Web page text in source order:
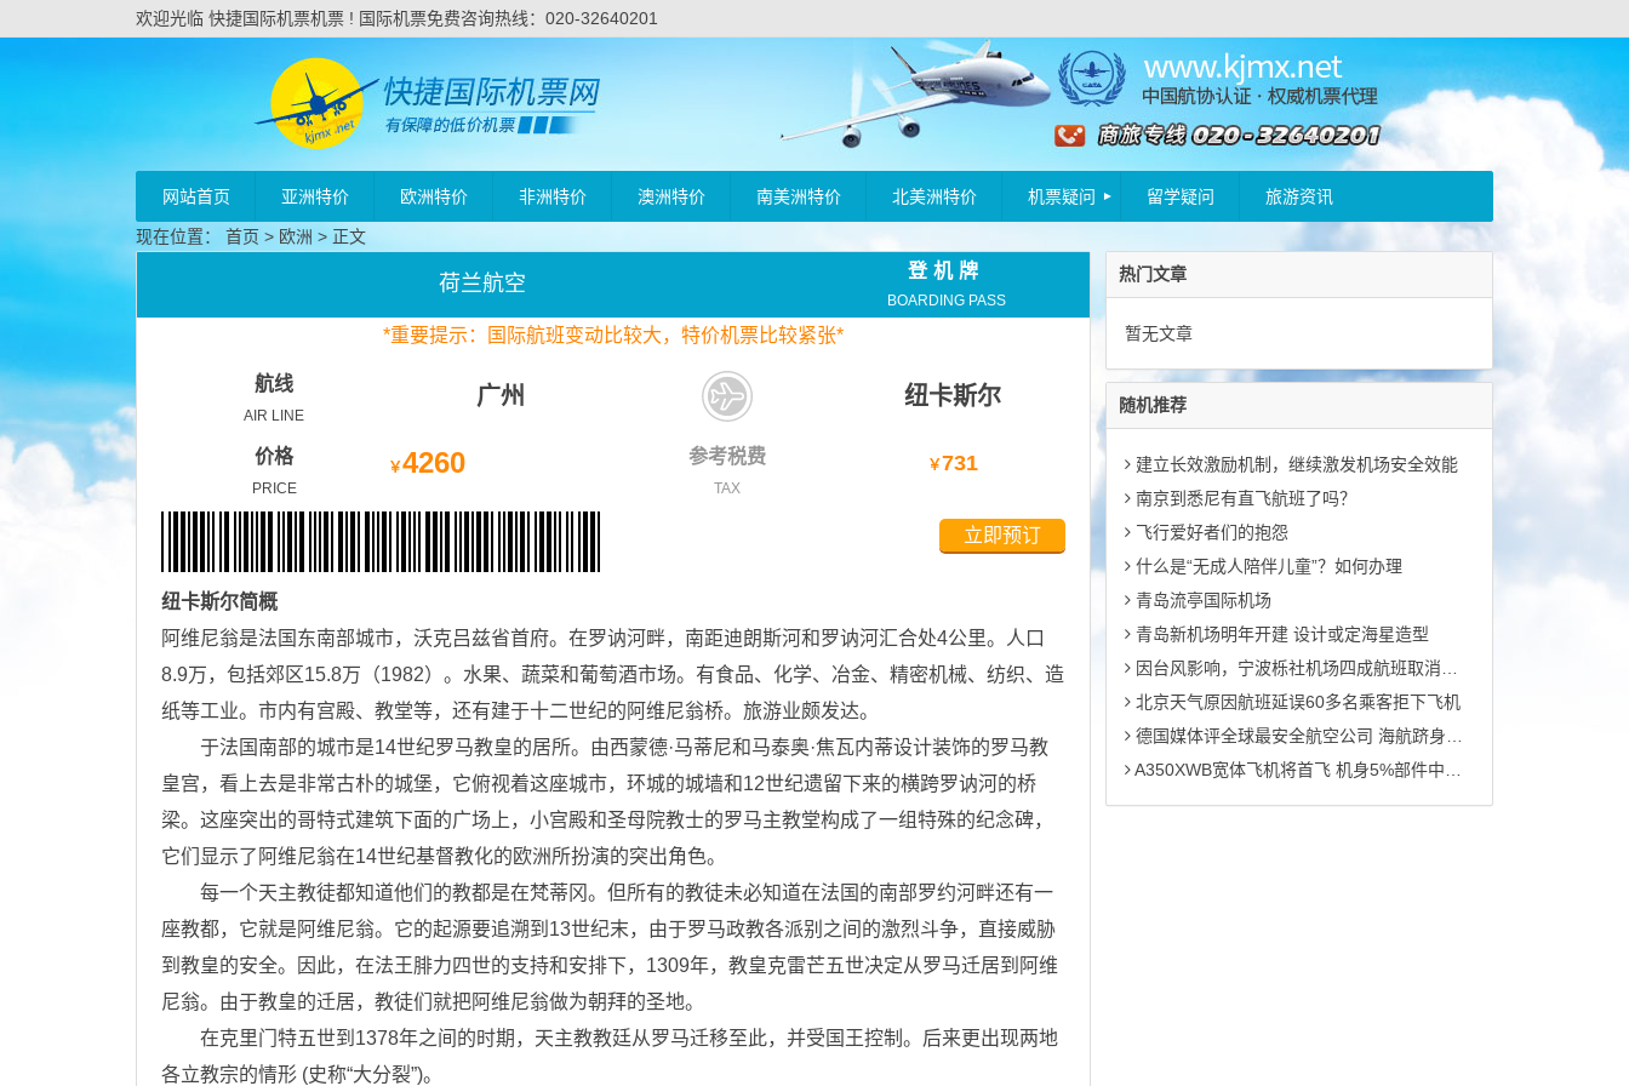
欢迎光临 快捷国际机票机票 ! 国际机票免费咨询热线：020-32640201
网站首页 亚洲特价 欧洲特价 非洲特价 澳洲特价 南美洲特价 北美洲特价 机票疑问 留学疑问 旅游资讯
现在位置： 首页 > 欧洲 > 正文
荷兰航空
登机牌
BOARDING PASS
*重要提示：国际航班变动比较大，特价机票比较紧张*
航线
AIR LINE
广州 纽卡斯尔
价格
PRICE
￥4260 参考税费
TAX
￥731
立即预订
纽卡斯尔简概
阿维尼翁是法国东南部城市，沃克吕兹省首府。在罗讷河畔，南距迪朗斯河和罗讷河汇合处4公里。人口
8.9万，包括郊区15.8万（1982）。水果、蔬菜和葡萄酒市场。有食品、化学、冶金、精密机械、纺织、造
纸等工业。市内有宫殿、教堂等，还有建于十二世纪的阿维尼翁桥。旅游业颇发达。
于法国南部的城市是14世纪罗马教皇的居所。由西蒙德·马蒂尼和马泰奥·焦瓦内蒂设计装饰的罗马教
皇宫，看上去是非常古朴的城堡，它俯视着这座城市，环城的城墙和12世纪遗留下来的横跨罗讷河的桥
梁。这座突出的哥特式建筑下面的广场上，小宫殿和圣母院教士的罗马主教堂构成了一组特殊的纪念碑，
它们显示了阿维尼翁在14世纪基督教化的欧洲所扮演的突出角色。
每一个天主教徒都知道他们的教都是在梵蒂冈。但所有的教徒未必知道在法国的南部罗约河畔还有一
座教都，它就是阿维尼翁。它的起源要追溯到13世纪末，由于罗马政教各派别之间的激烈斗争，直接威胁
到教皇的安全。因此，在法王腓力四世的支持和安排下，1309年，教皇克雷芒五世决定从罗马迁居到阿维
尼翁。由于教皇的迁居，教徒们就把阿维尼翁做为朝拜的圣地。
在克里门特五世到1378年之间的时期，天主教教廷从罗马迁移至此，并受国王控制。后来更出现两地
各立教宗的情形 (史称“大分裂”)。
热门文章
暂无文章
随机推荐
建立长效激励机制，继续激发机场安全效能
南京到悉尼有直飞航班了吗？
飞行爱好者们的抱怨
什么是“无成人陪伴儿童”？如何办理
青岛流亭国际机场
青岛新机场明年开建 设计或定海星造型
因台风影响，宁波栎社机场四成航班取消或延误
北京天气原因航班延误60多名乘客拒下飞机
德国媒体评全球最安全航空公司 海航跻身前五
A350XWB宽体飞机将首飞 机身5%部件中国造